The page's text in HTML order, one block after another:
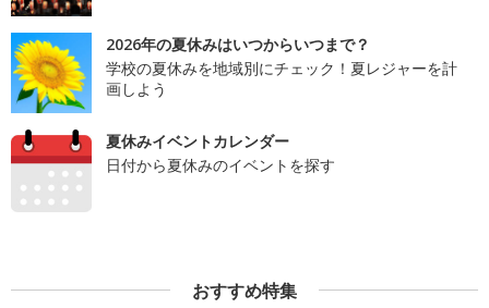
2026年の夏休みはいつからいつまで？
学校の夏休みを地域別にチェック！夏レジャーを計
画しよう
夏休みイベントカレンダー
日付から夏休みのイベントを探す
おすすめ特集